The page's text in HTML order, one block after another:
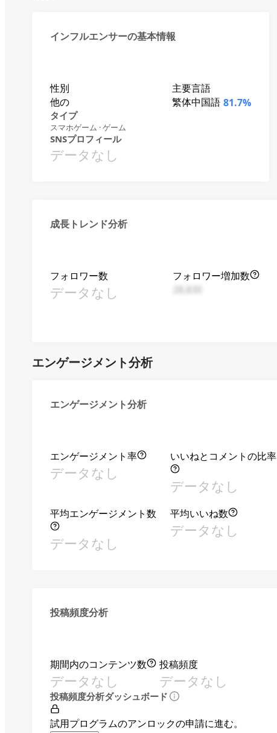
インフルエンサーの基本情報
性別
他の
主要言語
繁体中国語 81.7%
タイプ
スマホゲーム · ゲーム
SNSプロフィール
データなし
成長トレンド分析
フォロワー数
データなし
フォロワー増加数
エンゲージメント分析
エンゲージメント分析
エンゲージメント率
データなし
いいねとコメントの比率
データなし
平均エンゲージメント数
データなし
平均いいね数
データなし
投稿頻度分析
期間内のコンテンツ数
データなし
投稿頻度
データなし
投稿頻度分析ダッシュボード
試用プログラムのアンロックの申請に進む。